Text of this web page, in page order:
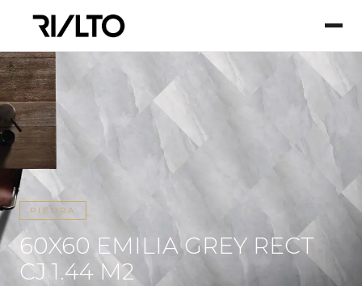
PIEDRA
60X60 EMILIA GREY RECT
CJ 1.44 M2